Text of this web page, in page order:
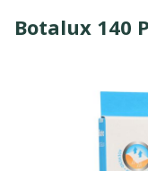
Botalux 140